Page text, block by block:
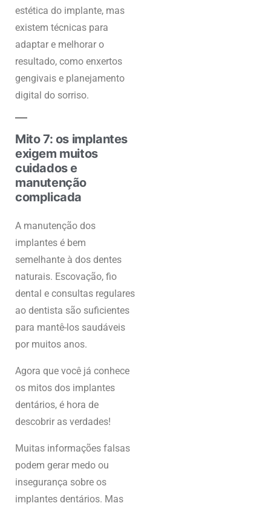
estética do implante, mas
existem técnicas para
adaptar e melhorar o
resultado, como enxertos
gengivais e planejamento
digital do sorriso.
Mito 7: os implantes
exigem muitos
cuidados e
manutenção
complicada
A manutenção dos
implantes é bem
semelhante à dos dentes
naturais. Escovação, fio
dental e consultas regulares
ao dentista são suficientes
para mantê-los saudáveis
por muitos anos.
Agora que você já conhece
os mitos dos implantes
dentários, é hora de
descobrir as verdades!
Muitas informações falsas
podem gerar medo ou
insegurança sobre os
implantes dentários. Mas